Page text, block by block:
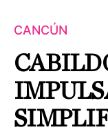
CANCÚN